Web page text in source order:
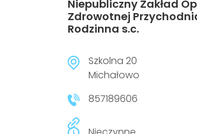
Niepubliczny Zakład
Zdrowotnej
Rodzinna s.c.
Szkolna 20
Michałowo
857189606